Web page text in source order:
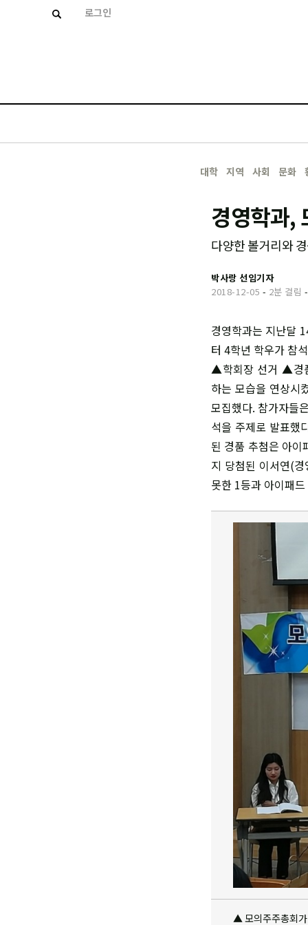
로그인
대학 지역 사회 문화
경영학과,
다양한 볼거리와
박사랑 선임기자
2018-12-05 - 2분 걸림
경영학과는 지난달
터 4학년 학우가 참
▲학회장 선거 ▲경
하는 모습을 연상시
모집했다. 참가자
석을 주제로 발표했
된 경품 추첨은 아이
지 당첨된 이서연(
못한 1등과 아이패
▲ 모의주주총회가